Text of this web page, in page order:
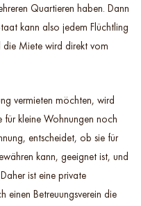
Quartieren haben. Dann
kann also jedem Flüchtling
die Miete wird direkt vom
vermieten möchten, wird
kleine Wohnungen noch
entscheidet, ob sie für
kann, geeignet ist, und
ist eine private
einen Betreuungsverein die